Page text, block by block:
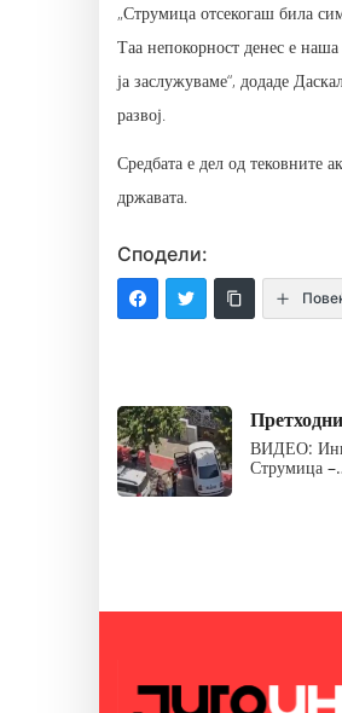
„Струмица отсекогаш била
Таа непокорност денес е
ја заслужуваме“, додаде
развој.
Средбата е дел од тековните
државата.
Сподели:
ВИДЕО:
Струмица